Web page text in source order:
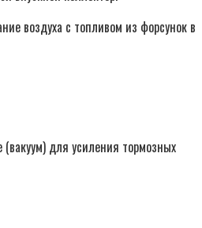
воздуха с топливом из форсунок в
для усиления тормозных